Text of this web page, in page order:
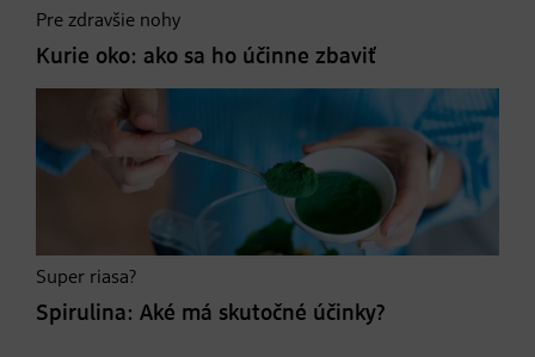
Pre zdravšie nohy
Kurie oko: ako sa ho účinne zbaviť
Super riasa?
Spirulina: Aké má skutočné účinky?